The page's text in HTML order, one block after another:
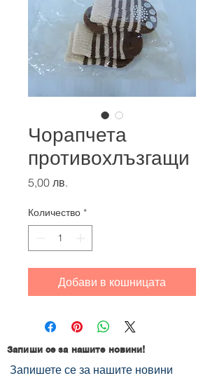
Чорапчета
противохлъзгащи
5,00 лв.
Количество *
Добави в кошницата
Запиши се за нашите новини!
Запишете се за нашите новини